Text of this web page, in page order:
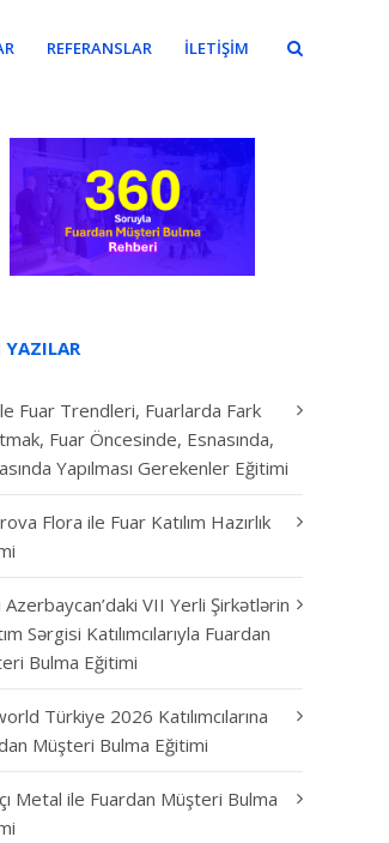
REFERANSLAR İLETIŞIM
YAZILAR
Fuar Trendleri, Fuarlarda Fark
Fuar Öncesinde, Esnasında,
Yapılması Gerekenler Eğitimi
Flora ile Fuar Katılım Hazırlık
Azerbaycan’daki VII Yerli Şirkətlərin
Sərgisi Katılımcılarıyla Fuardan
Bulma Eğitimi
Türkiye 2026 Katılımcılarına
Müşteri Bulma Eğitimi
Metal ile Fuardan Müşteri Bulma